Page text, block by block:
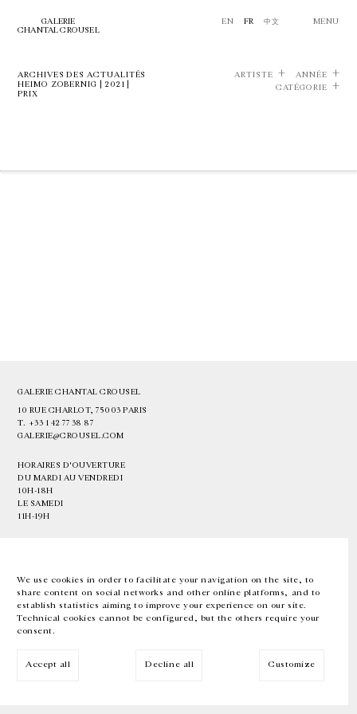
We use cookies in order to facilitate your navigation on the site, to
share content on social networks and other online platforms, and to
establish statistics aiming to improve your experience on our site.
Technical cookies cannot be configured, but the others require your
consent.
Accept all Decline all Customize
GALERIE
CHANTAL CROUSEL
EN FR 中文 MENU
ARCHIVES DES ACTUALITÉS
HEIMO ZOBERNIG | 2021 |
PRIX
ARTISTE
ANNÉE
CATÉGORIE
GALERIE CHANTAL CROUSEL
10 RUE CHARLOT, 75003 PARIS
T. +33 1 42 77 38 87
GALERIE@CROUSEL.COM
HORAIRES D'OUVERTURE
DU MARDI AU VENDREDI
10H-18H
LE SAMEDI
11H-19H
EN FR 中文 Facebook Instagram
Inscrivez-vous à notre newsletter